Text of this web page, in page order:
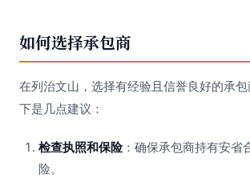
如何选择承包商
在列治文山，选择有经验且信誉良好的承
下是几点建议：
检查执照和保险：确保承包商持有安省
险。